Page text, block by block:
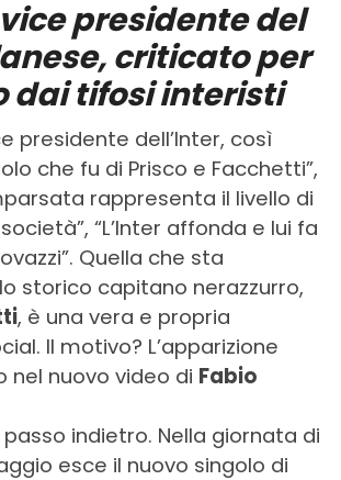
presidente del
criticato per
dai tifosi interisti
presidente dell’Inter, così
che fu di Prisco e Facchetti”,
rappresenta il livello di
“L’Inter affonda e lui fa
Quella che sta
storico capitano nerazzurro,
, è una vera e propria
Il motivo? L’apparizione
nel nuovo video di Fabio
indietro. Nella giornata di
esce il nuovo singolo di